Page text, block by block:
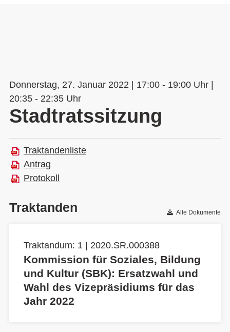
Donnerstag, 27. Januar 2022 | 17:00 - 19:00 Uhr |
20:35 - 22:35 Uhr
Stadtratssitzung
Traktandenliste
Antrag
Protokoll
Traktanden Alle Dokumente
Traktandum: 1 | 2020.SR.000388
Kommission für Soziales, Bildung
und Kultur (SBK): Ersatzwahl und
Wahl des Vizepräsidiums für das
Jahr 2022